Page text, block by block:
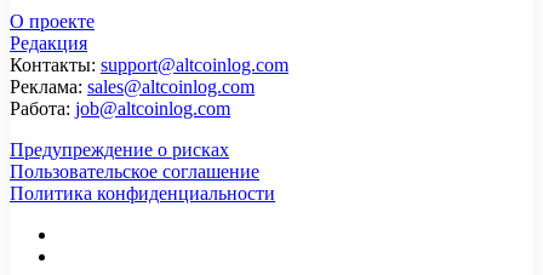
О проекте
Редакция
Контакты: support@altcoinlog.com
Реклама: sales@altcoinlog.com
Работа: job@altcoinlog.com
Предупреждение о рисках
Пользовательское соглашение
Политика конфиденциальности